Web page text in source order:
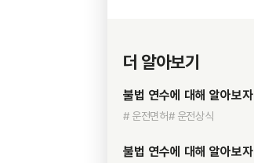
더 알아보기
불법 연수에 대해 알아보자
# 운전면허# 운전상식
불법 연수에 대해 알아보자